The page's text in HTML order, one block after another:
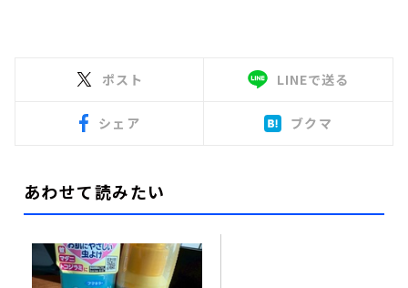
ポスト LINEで送る
シェア ブクマ
あわせて読みたい